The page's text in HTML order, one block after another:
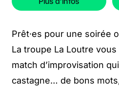
Prêt·es pour une soirée
La troupe La Loutre
match d’improvisation
castagne… de bons